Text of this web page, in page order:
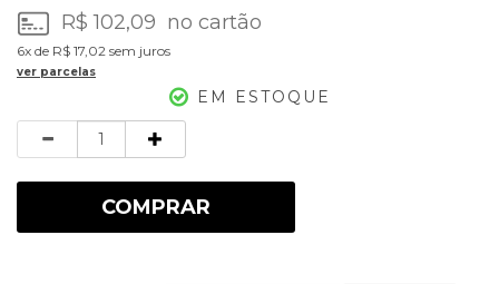
R$ 102,09 no cartão
6x de R$ 17,02 sem juros
ver parcelas
EM ESTOQUE
Quantidade
COMPRAR